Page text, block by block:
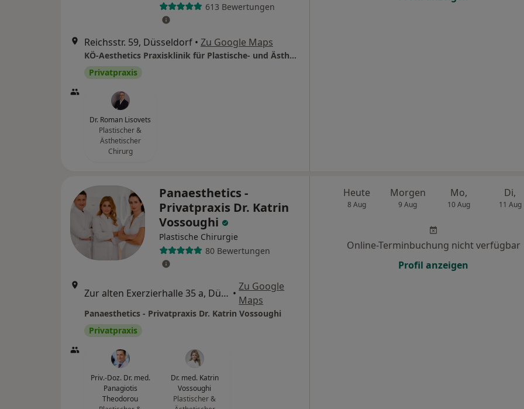
613 Bewertungen
Reichsstr. 59, Düsseldorf • Zu Google Maps
KÖ-Aesthetics Praxisklinik für Plastische- und Ästhetische Chirurgie
Privatpraxis
Dr. Roman Lisovets
Plastischer &
Ästhetischer
Chirurg
Panaesthetics -
Privatpraxis Dr. Katrin
Vossoughi
Plastische Chirurgie
80 Bewertungen
Zur alten Exerzierhalle 35 a, Düsseldorf •
Zu Google
Maps
Panaesthetics - Privatpraxis Dr. Katrin Vossoughi
Privatpraxis
Priv.-Doz. Dr. med.
Panagiotis
Theodorou
Dr. med. Katrin
Vossoughi
Plastischer &
Heute
8 Aug
Morgen
9 Aug
Mo,
10 Aug
Di,
11 Aug
Online-Terminbuchung nicht verfügbar
Profil anzeigen